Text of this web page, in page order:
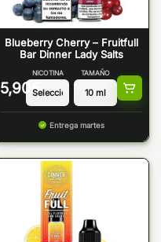
Blueberry Cherry – Fruitfull
Bar Dinner Lady Salts
5,90 €
NICOTINA TAMAÑO
Entrega martes